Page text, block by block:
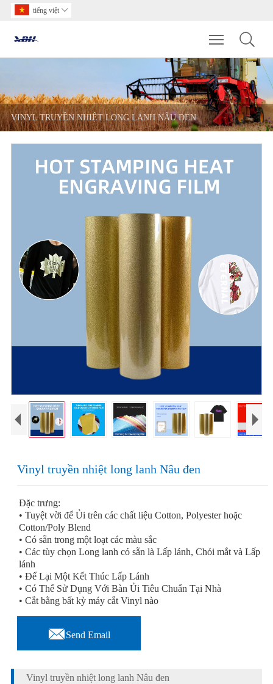
tiếng việt 
Toggle
VINYL TRUYỀN NHIỆT LONG LANH NÂU ĐEN
Vinyl truyền nhiệt long lanh Nâu đen
Đặc trưng:
• Tuyệt vời để Ủi trên các chất liệu Cotton, Polyester hoặc
Cotton/Poly Blend
• Có sẵn trong một loạt các màu sắc
• Các tùy chọn Long lanh có sẵn là Lấp lánh, Chói mắt và Lấp
lánh
• Để Lại Một Kết Thúc Lấp Lánh
• Có Thể Sử Dụng Với Bàn Ủi Tiêu Chuẩn Tại Nhà
• Cắt bằng bất kỳ máy cắt Vinyl nào
Send Email
Vinyl truyền nhiệt long lanh Nâu đen